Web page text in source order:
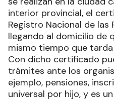
interior provincial, el
Registro Nacional de las
llegando al domicilio de
mismo tiempo que tarda
Con dicho certificado
trámites ante los
ejemplo, pensiones,
universal por hijo, y es